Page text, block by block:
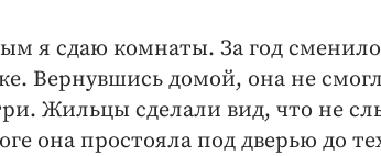
я сдаю комнаты. За год
Вернувшись домой, она не
Жильцы сделали вид, что не
она простояла под дверью до